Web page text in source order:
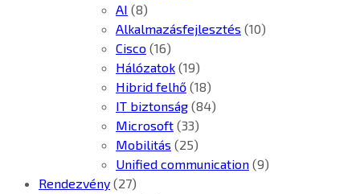
AI (8)
Alkalmazásfejlesztés (10)
Cisco (16)
Hálózatok (19)
Hibrid felhő (18)
IT biztonság (84)
Microsoft (33)
Mobilitás (25)
Unified communication (9)
Rendezvény (27)